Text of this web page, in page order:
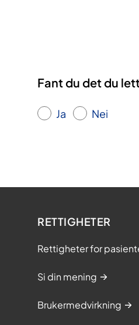
Fant du det du
Ja Nei
RETTIGHETER
Rettigheter for
Si din mening
Brukermedvirkning